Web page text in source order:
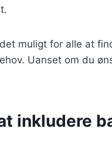
muligt for alle at
Uanset om du
inkludere